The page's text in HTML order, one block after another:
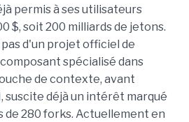
permis à ses utilisateurs
$, soit 200 milliards de jetons.
pas d'un projet officiel de
spécialisé dans
de contexte, avant
suscite déjà un intérêt marqué
de 280 forks. Actuellement en